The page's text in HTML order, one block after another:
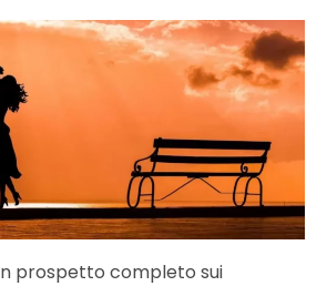
prospetto completo sui